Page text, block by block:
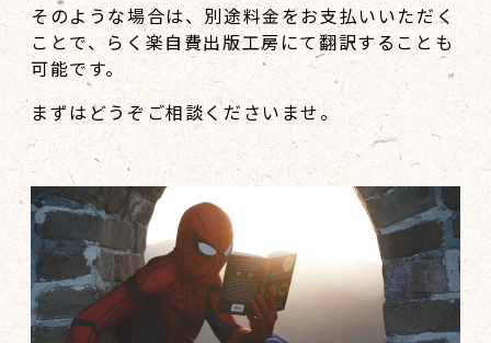
そのような場合は、別途料金をお支払いいただく
ことで、らく楽自費出版工房にて翻訳することも
可能です。
まずはどうぞご相談くださいませ。